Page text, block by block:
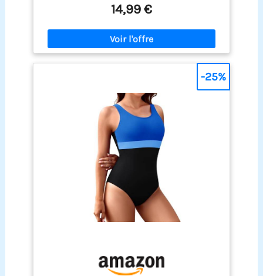
de port. Résistant au chlore professionnel
durable: ce maillot de bain résistant au chlore est
conçu pour une utilisation en piscine et à la
plage. Idéal pour toutes sortes de sports
nautiques. Coupe Moulante ajustée: le maillot de
bain est très bien ajusté et s'adapte parfaitement
aux courbes du corps pour un effet de sculpture
moderne: encolure ronde en U, bretelles et dos en
U profond pour une occlusion modérée. Look
décontracté, élégant et moderne. Instructions
d'entretien: pour faciliter le nettoyage, retirez le
rembourrage avant le lavage en machine. Ne pas
essorer ou pétrir le maillot de bain. Il ne peut pas
être blanchi, repassé ou nettoyé à sec pour éviter
toute déformation.
14,99 €
-25%